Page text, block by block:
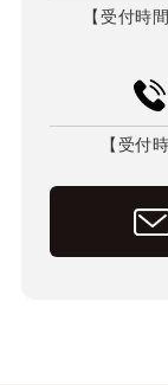
【受付時
【受付